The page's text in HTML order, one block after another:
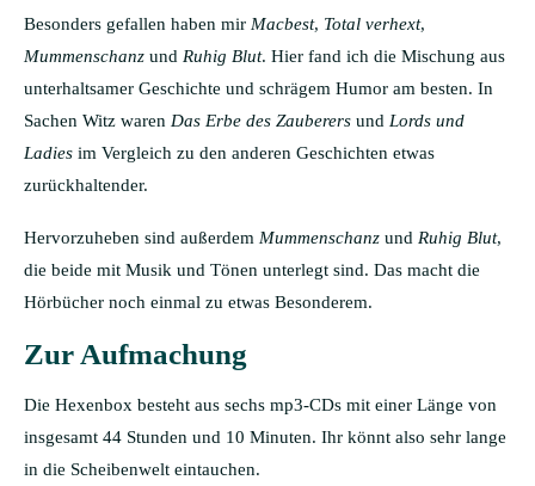
Besonders gefallen haben mir Macbest, Total verhext,
Mummenschanz und Ruhig Blut. Hier fand ich die Mischung aus
unterhaltsamer Geschichte und schrägem Humor am besten. In
Sachen Witz waren Das Erbe des Zauberers und Lords und
Ladies im Vergleich zu den anderen Geschichten etwas
zurückhaltender.
Hervorzuheben sind außerdem Mummenschanz und Ruhig Blut,
die beide mit Musik und Tönen unterlegt sind. Das macht die
Hörbücher noch einmal zu etwas Besonderem.
Zur Aufmachung
Die Hexenbox besteht aus sechs mp3-CDs mit einer Länge von
insgesamt 44 Stunden und 10 Minuten. Ihr könnt also sehr lange
in die Scheibenwelt eintauchen.